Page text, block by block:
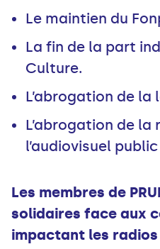
Le maintien du
La fin de la part
Culture.
L’abrogation de la
L’abrogation de la
l’audiovisuel public
Les membres de
solidaires face aux
impactant les